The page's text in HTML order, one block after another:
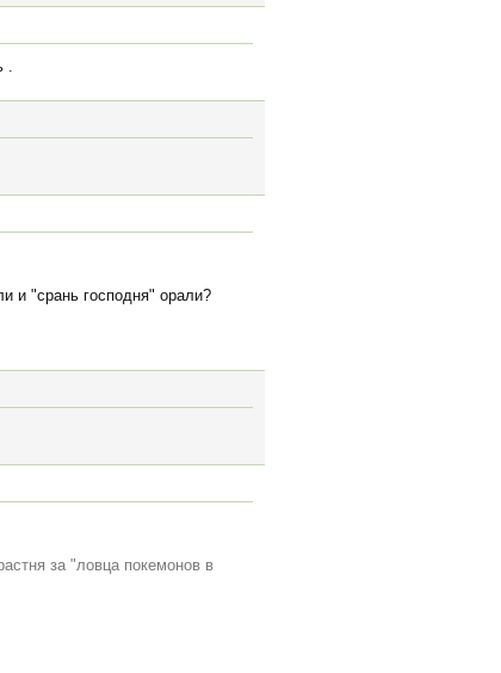
.
и "срань господня" орали?
за "ловца покемонов в